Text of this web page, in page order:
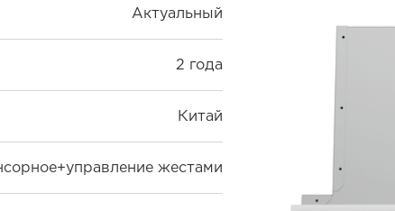
Актуальный
2 года
Китай
жестами